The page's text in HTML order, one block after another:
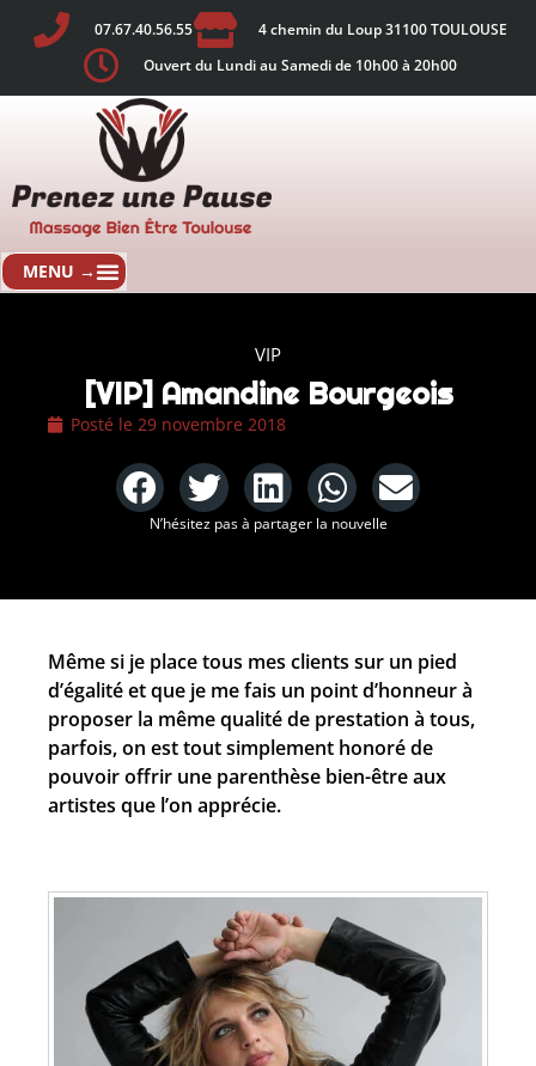
07.67.40.56.55
4 chemin du Loup 31100 TOULOUSE
Ouvert du Lundi au Samedi de 10h00 à 20h00
VIP
[VIP] Amandine Bourgeois
Posté le 29 novembre 2018
N’hésitez pas à partager la nouvelle
Même si je place tous mes clients sur un pied
d’égalité et que je me fais un point d’honneur à
proposer la même qualité de prestation à tous,
parfois, on est tout simplement honoré de
pouvoir offrir une parenthèse bien-être aux
artistes que l’on apprécie.